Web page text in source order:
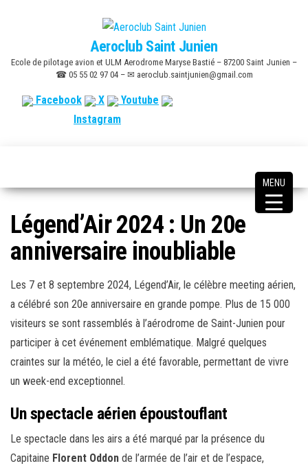
content
Aeroclub Saint Junien
Ecole de pilotage avion et ULM Aerodrome Maryse Bastié – 87200 Saint Junien –
☎ 05 55 02 97 04 – ✉ aeroclub.saintjunien@gmail.com
Facebook X
Youtube
Instagram
Légend’Air 2024 : Un 20e
anniversaire inoubliable
Les 7 et 8 septembre 2024, Légend’Air, le célèbre meeting aérien,
a célébré son 20e anniversaire en grande pompe. Plus de 15 000
visiteurs se sont rassemblés à l’aérodrome de Saint-Junien pour
participer à cet événement emblématique. Malgré quelques
craintes sur la météo, le ciel a été favorable, permettant de vivre
un week-end exceptionnel.
Un spectacle aérien époustouflant
Le spectacle dans les airs a été marqué par la présence du
Capitaine Florent Oddon de l’armée de l’air et de l’espace,
MENU